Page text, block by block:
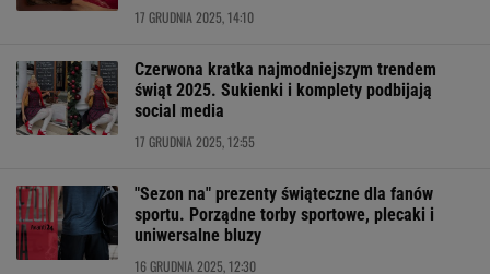
17 GRUDNIA 2025, 14:10
Czerwona kratka najmodniejszym trendem
świąt 2025. Sukienki i komplety podbijają
social media
17 GRUDNIA 2025, 12:55
"Sezon na" prezenty świąteczne dla fanów
sportu. Porządne torby sportowe, plecaki i
uniwersalne bluzy
16 GRUDNIA 2025, 12:30